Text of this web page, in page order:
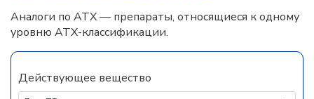
Аналоги по АТХ — препараты, относящиеся к одному
уровню АТХ-классификации.
Действующее вещество